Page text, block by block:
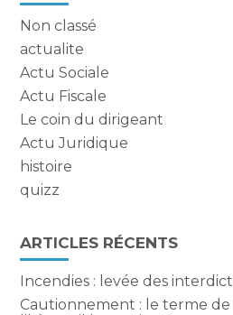
Non classé
actualite
Actu Sociale
Actu Fiscale
Le coin du dirigeant
Actu Juridique
histoire
quizz
ARTICLES RÉCENTS
Incendies : levée des
Cautionnement : le terme de